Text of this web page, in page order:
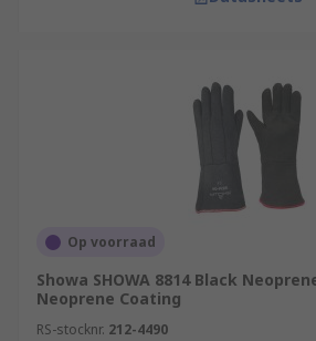
Op voorraad
Showa SHOWA 8814 Black
Neoprene Coating
RS-stocknr. 212-4490